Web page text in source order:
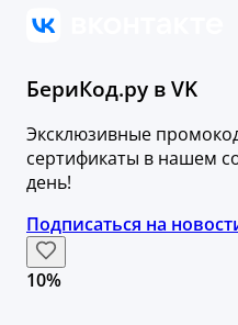
БериКод.ру в VK
Эксклюзивные
сертификаты в нашем
день!
Подписаться на
10%